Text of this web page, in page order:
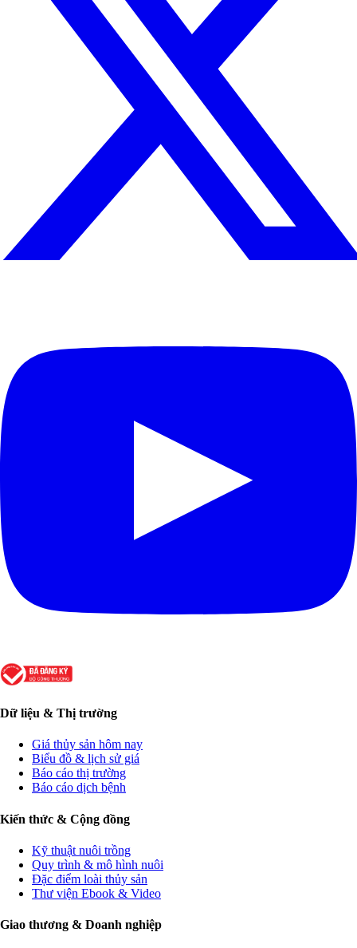
Dữ liệu & Thị trường
Giá thủy sản hôm nay
Biểu đồ & lịch sử giá
Báo cáo thị trường
Báo cáo dịch bệnh
Kiến thức & Cộng đồng
Kỹ thuật nuôi trồng
Quy trình & mô hình nuôi
Đặc điểm loài thủy sản
Thư viện Ebook & Video
Giao thương & Doanh nghiệp